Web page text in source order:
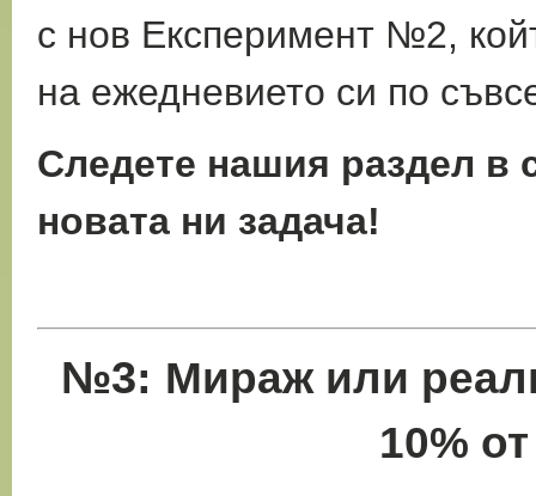
с нов Експеримент №2,
на ежедневието си по
Следете нашия раздел в
новата ни задача!
№3: Мираж или
10%